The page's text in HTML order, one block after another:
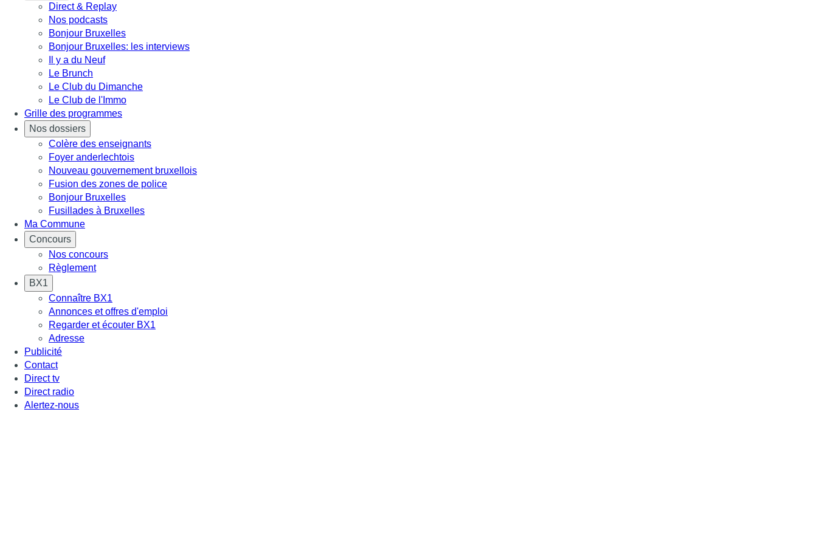
Direct & Replay
Nos podcasts
Bonjour Bruxelles
Bonjour Bruxelles: les interviews
Il y a du Neuf
Le Brunch
Le Club du Dimanche
Le Club de l'Immo
Grille des programmes
Nos dossiers
Colère des enseignants
Foyer anderlechtois
Nouveau gouvernement bruxellois
Fusion des zones de police
Bonjour Bruxelles
Fusillades à Bruxelles
Ma Commune
Concours
Nos concours
Règlement
BX1
Connaître BX1
Annonces et offres d'emploi
Regarder et écouter BX1
Adresse
Publicité
Contact
Direct tv
Direct radio
Alertez-nous